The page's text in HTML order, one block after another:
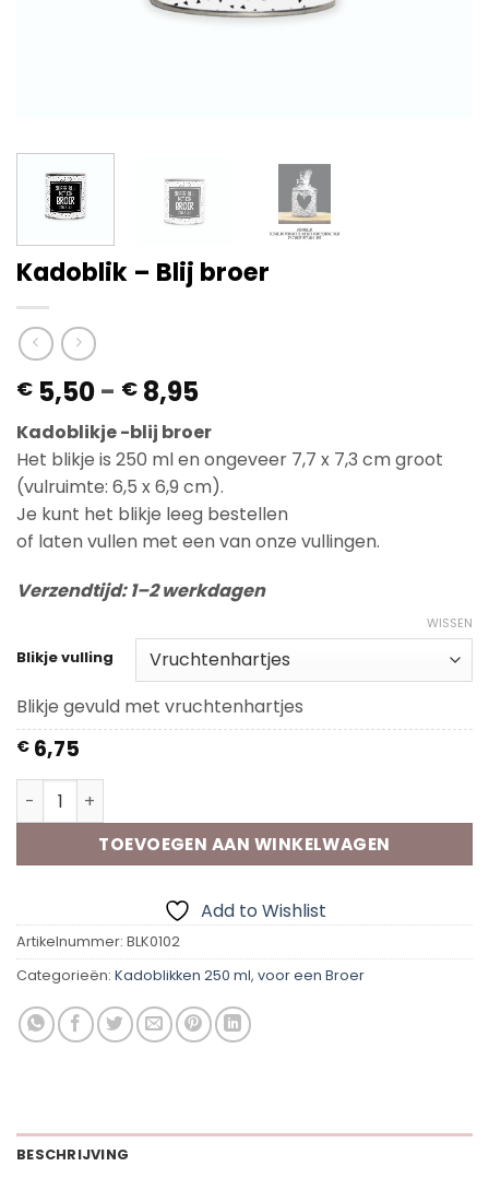
Kadoblik – Blij broer
€ 5,50- € 8,95Prijsklasse:
tot
€ 8,95
Kadoblikje -blij broer
Het blikje is 250 ml en ongeveer 7,7 x 7,3 cm groot
(vulruimte: 6,5 x 6,9 cm).
Je kunt het blikje leeg bestellen
of laten vullen met een van onze vullingen.
Verzendtijd: 1–2 werkdagen
Blikje vulling
WISSEN
Blikje gevuld met vruchtenhartjes
€ 6,75
Kadoblik - Blij broer aantal
TOEVOEGEN AAN WINKELWAGEN
Add to Wishlist
Artikelnummer: BLK0102
Categorieën: Kadoblikken 250 ml, voor een Broer
BESCHRIJVING